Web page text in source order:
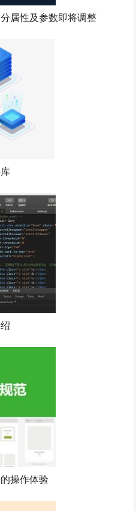
属性及参数即将调整
操作体验